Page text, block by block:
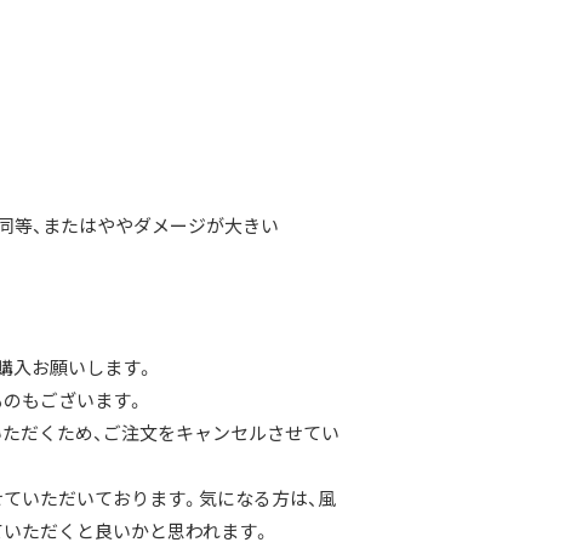
等、またはややダメージが大きい
お願いします。
もございます。
だくため、ご注文をキャンセルさせてい
いただいております。気になる方は、風
ただくと良いかと思われます。